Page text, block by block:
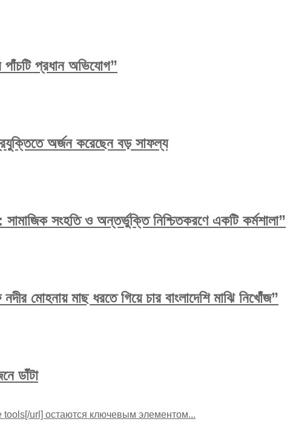
পাঁচটি প্রধান অভিযোগ”
প্রযুক্তিতে অর্জন করেছেন বড় সাফল্য
সংহতি ও অন্তর্ভুক্তি নিশ্চিতকরণে একটি কর্মশালা”
মোহনায় মাছ ধরতে গিয়ে চার বাংলাদেশি মাঝি নিখোঁজ”
ডাঁটা
tools[/url] остаются ключевым элементом...